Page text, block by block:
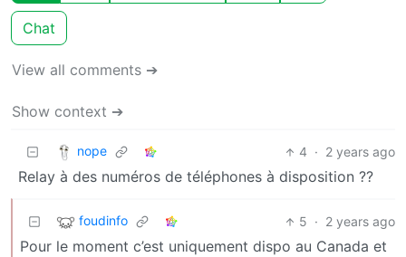
Chat
View all comments ➔
Show context ➔
nope 4 · 2 years ago
Relay à des numéros de téléphones à disposition ??
foudinfo 5 · 2 years ago
Pour le moment c’est uniquement dispo au Canada et